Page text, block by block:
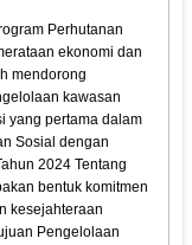
Perhutanan
ekonomi dan
mendorong
kawasan
yang pertama dalam
Sosial dengan
2024 Tentang
bentuk komitmen
kesejahteraan
Pengelolaan